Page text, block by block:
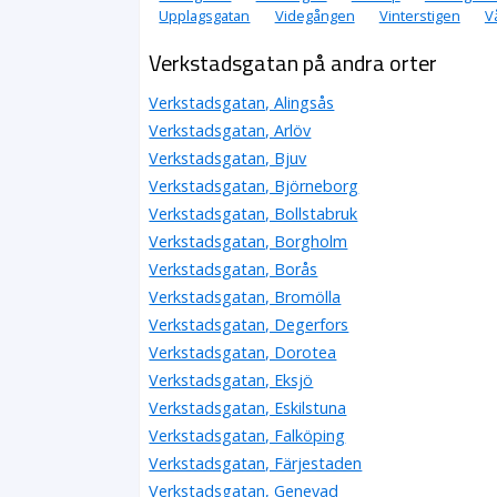
Upplagsgatan
Videgången Vinterstigen
Verkstadsgatan på andra orter
Verkstadsgatan, Alingsås
Verkstadsgatan, Arlöv
Verkstadsgatan, Bjuv
Verkstadsgatan, Björneborg
Verkstadsgatan, Bollstabruk
Verkstadsgatan, Borgholm
Verkstadsgatan, Borås
Verkstadsgatan, Bromölla
Verkstadsgatan, Degerfors
Verkstadsgatan, Dorotea
Verkstadsgatan, Eksjö
Verkstadsgatan, Eskilstuna
Verkstadsgatan, Falköping
Verkstadsgatan, Färjestaden
Verkstadsgatan, Genevad